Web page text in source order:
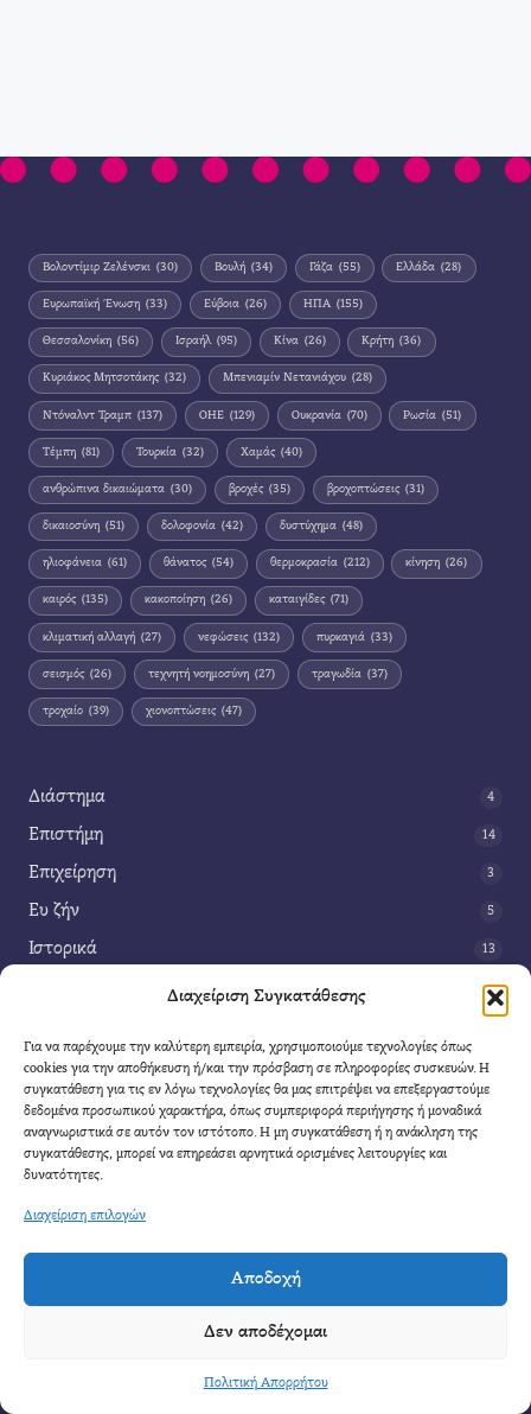
Διαχείριση Συγκατάθεσης
Για να παρέχουμε την καλύτερη εμπειρία, χρησιμοποιούμε τεχνολογίες όπως
cookies για την αποθήκευση ή/και την πρόσβαση σε πληροφορίες συσκευών. Η
συγκατάθεση για τις εν λόγω τεχνολογίες θα μας επιτρέψει να επεξεργαστούμε
δεδομένα προσωπικού χαρακτήρα, όπως συμπεριφορά περιήγησης ή μοναδικά
αναγνωριστικά σε αυτόν τον ιστότοπο. Η μη συγκατάθεση ή η ανάκληση της
συγκατάθεσης, μπορεί να επηρεάσει αρνητικά ορισμένες λειτουργίες και
δυνατότητες.
Διαχείριση επιλογών
Αποδοχή
Δεν αποδέχομαι
Πολιτική Απορρήτου
Βολοντίμιρ Ζελένσκι (30) Βουλή (34) Γάζα (55) Ελλάδα (28)
Ευρωπαϊκή Ένωση (33) Εύβοια (26) ΗΠΑ (155)
Θεσσαλονίκη (56) Ισραήλ (95) Κίνα (26) Κρήτη (36)
Κυριάκος Μητσοτάκης (32) Μπενιαμίν Νετανιάχου (28)
Ντόναλντ Τραμπ (137) ΟΗΕ (129) Ουκρανία (70) Ρωσία (51)
Τέμπη (81) Τουρκία (32) Χαμάς (40)
ανθρώπινα δικαιώματα (30) βροχές (35) βροχοπτώσεις (31)
δικαιοσύνη (51) δολοφονία (42) δυστύχημα (48)
ηλιοφάνεια (61) θάνατος (54) θερμοκρασία (212) κίνηση (26)
καιρός (135) κακοποίηση (26) καταιγίδες (71)
κλιματική αλλαγή (27) νεφώσεις (132) πυρκαγιά (33)
σεισμός (26) τεχνητή νοημοσύνη (27) τραγωδία (37)
τροχαίο (39) χιονοπτώσεις (47)
Διάστημα 4
Επιστήμη 14
Επιχείρηση 3
Ευ ζήν 5
Ιστορικά 13
42
Τέχνη 3
Τεχνολογία
Υγεία
Φαντασία
Επικοινωνία
καθαρά η πηγή.